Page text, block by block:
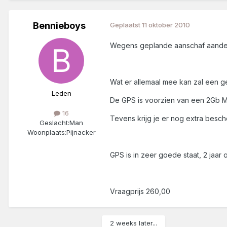
Bennieboys
Leden
16
Geslacht:Man
Woonplaats:Pijnacker
Geplaatst11 oktober 2010
Wegens geplande aanschaf
Wat er allemaal mee kan zal een
De GPS is voorzien van een 2Gb
Tevens krijg je er nog extra
GPS is in zeer goede staat, 2
Vraagprijs 260,00
2 weeks later...